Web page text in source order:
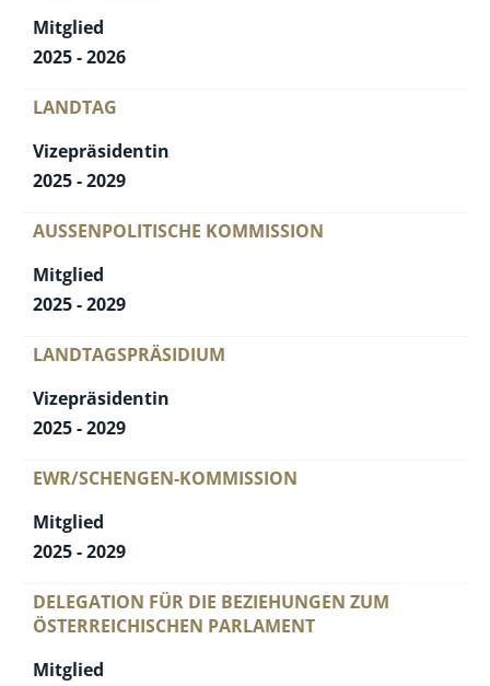
Mitglied
2025 - 2026
LANDTAG
Vizepräsidentin
2025 - 2029
AUSSENPOLITISCHE KOMMISSION
Mitglied
2025 - 2029
LANDTAGSPRÄSIDIUM
Vizepräsidentin
2025 - 2029
EWR/SCHENGEN-KOMMISSION
Mitglied
2025 - 2029
DELEGATION FÜR DIE BEZIEHUNGEN ZUM
ÖSTERREICHISCHEN PARLAMENT
Mitglied